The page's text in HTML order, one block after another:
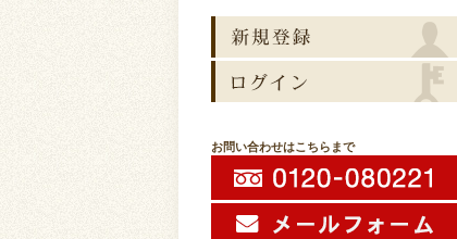
お問い合わせはこちらまで